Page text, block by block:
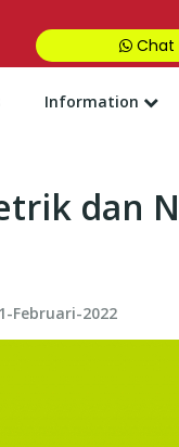
Chat
Information
dan
Februari-2022